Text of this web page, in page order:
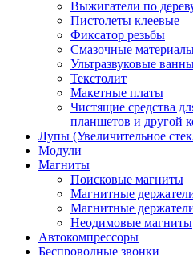
Выжигатели по
Пистолеты клеевые
Фиксатор резьбы
Смазочные
Ультразвуковые
Текстолит
Макетные платы
Чистящие средства
планшетов и другой
Лупы (Увеличительное
Модули
Магниты
Поисковые магниты
Магнитные
Магнитные
Неодимовые магниты
Автокомпрессоры
Беспроводные звонки